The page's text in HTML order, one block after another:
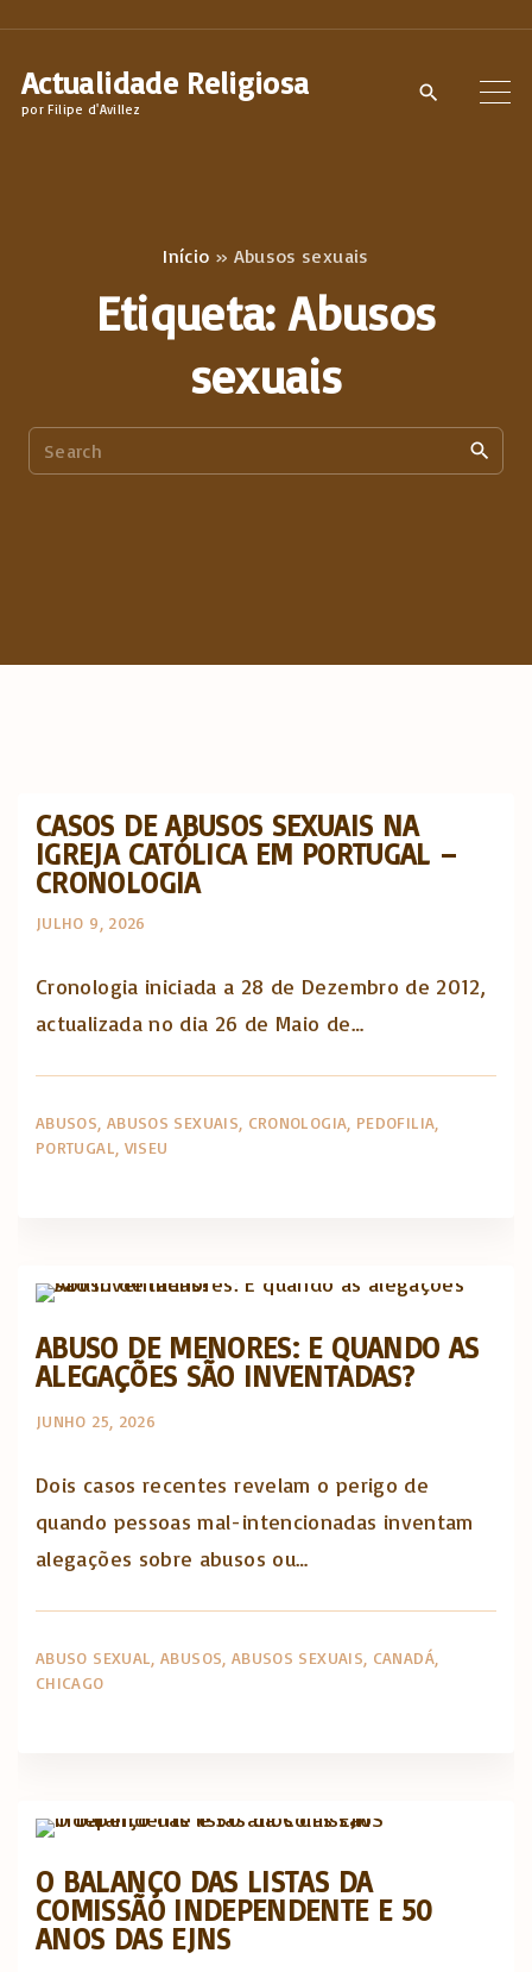
Actualidade Religiosa
por Filipe d'Avillez
Início » Abusos sexuais
Etiqueta:Abusos
sexuais
e
CASOS DE ABUSOS SEXUAIS NA
IGREJA CATÓLICA EM PORTUGAL –
CRONOLOGIA
JULHO 9, 2026
Cronologia iniciada a 28 de Dezembro de 2012,
actualizada no dia 26 de Maio de…
ABUSOS ABUSOS SEXUAIS CRONOLOGIA PEDOFILIA
PORTUGAL VISEU
ABUSO DE MENORES: E QUANDO AS
ALEGAÇÕES SÃO INVENTADAS?
JUNHO 25, 2026
Dois casos recentes revelam o perigo de
quando pessoas mal-intencionadas inventam
alegações sobre abusos ou…
ABUSO SEXUAL ABUSOS ABUSOS SEXUAIS CANADÁ
CHICAGO
O BALANÇO DAS LISTAS DA
COMISSÃO INDEPENDENTE E 50
ANOS DAS EJNS